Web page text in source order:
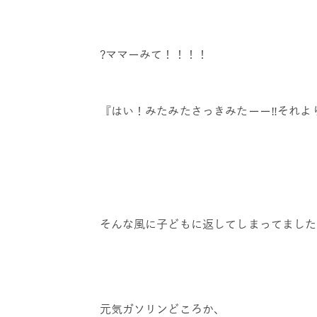
?ママーみて！！！！
『はい！みたみたさっきみたーー‼️それよ
そんな風に子どもに返してしまってまし
元気ガソリンどころか、